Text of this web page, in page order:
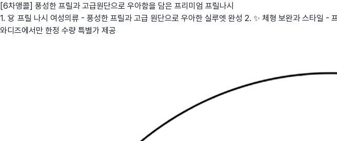
[6차앵콜] 풍성한 프릴과 고급원단으로 우아함을 담은 프리미엄 프릴나시
1. 👗 프릴 나시 여성의류 - 풍성한 프릴과 고급 원단으로 우아한 실루엣 완성 2. ✨ 체형 보완과 스타일
와디즈에서만 한정 수량 특별가 제공